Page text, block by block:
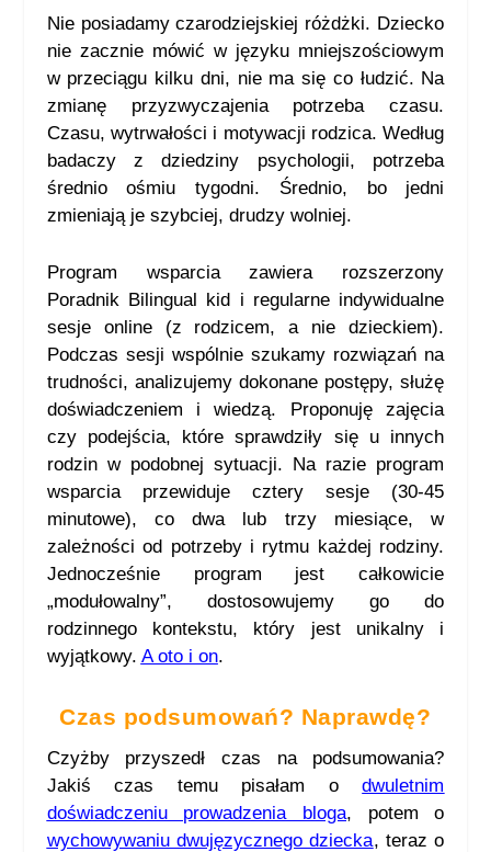
Nie posiadamy czarodziejskiej różdżki. Dziecko
nie zacznie mówić w języku mniejszościowym
w przeciągu kilku dni, nie ma się co łudzić. Na
zmianę przyzwyczajenia potrzeba czasu.
Czasu, wytrwałości i motywacji rodzica. Według
badaczy z dziedziny psychologii, potrzeba
średnio ośmiu tygodni. Średnio, bo jedni
zmieniają je szybciej, drudzy wolniej.
Program wsparcia zawiera rozszerzony
Poradnik Bilingual kid i regularne indywidualne
sesje online (z rodzicem, a nie dzieckiem).
Podczas sesji wspólnie szukamy rozwiązań na
trudności, analizujemy dokonane postępy, służę
doświadczeniem i wiedzą. Proponuję zajęcia
czy podejścia, które sprawdziły się u innych
rodzin w podobnej sytuacji. Na razie program
wsparcia przewiduje cztery sesje (30-45
minutowe), co dwa lub trzy miesiące, w
zależności od potrzeby i rytmu każdej rodziny.
Jednocześnie program jest całkowicie
„modułowalny”, dostosowujemy go do
rodzinnego kontekstu, który jest unikalny i
wyjątkowy. A oto i on.
Czas podsumowań? Naprawdę?
Czyżby przyszedł czas na podsumowania?
Jakiś czas temu pisałam odwuletnim
doświadczeniu prowadzenia bloga, potem o
wychowywaniu dwujęzycznego dziecka, teraz o